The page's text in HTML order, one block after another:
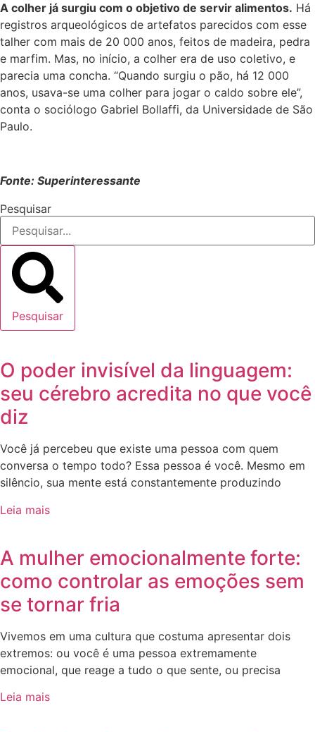
A colher já surgiu com o objetivo de servir alimentos. Há
registros arqueológicos de artefatos parecidos com esse
talher com mais de 20 000 anos, feitos de madeira, pedra
e marfim. Mas, no início, a colher era de uso coletivo, e
parecia uma concha. “Quando surgiu o pão, há 12 000
anos, usava-se uma colher para jogar o caldo sobre ele”,
conta o sociólogo Gabriel Bollaffi, da Universidade de São
Paulo.
Fonte: Superinteressante
Pesquisar
Pesquisar
O poder invisível da linguagem:
seu cérebro acredita no que você
diz
Você já percebeu que existe uma pessoa com quem
conversa o tempo todo? Essa pessoa é você. Mesmo em
silêncio, sua mente está constantemente produzindo
Leia mais
A mulher emocionalmente forte:
como controlar as emoções sem
se tornar fria
Vivemos em uma cultura que costuma apresentar dois
extremos: ou você é uma pessoa extremamente
emocional, que reage a tudo o que sente, ou precisa
Leia mais